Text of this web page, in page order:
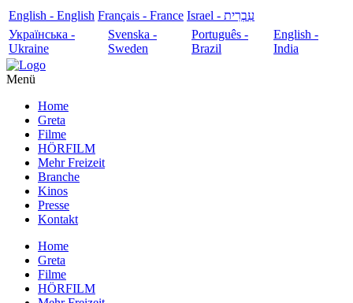
English - English Français - France
עִבְרִית - Israel
Українська -
Ukraine
Svenska -
Sweden
Português -
Brazil
English -
India
Menü
Home
Greta
Filme
HÖRFILM
Mehr Freizeit
Branche
Kinos
Presse
Kontakt
Home
Greta
Filme
HÖRFILM